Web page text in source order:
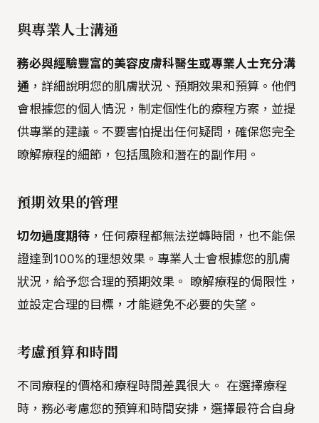
與專業人士溝通
務必與經驗豐富的美容皮膚科醫生或專業人士充分溝
通 ，詳細說明您的肌膚狀況、預期效果和預算。他們
會根據您的個人情況，制定個性化的療程方案，並提
供專業的建議。不要害怕提出任何疑問，確保您完全
瞭解療程的細節，包括風險和潛在的副作用。
預期效果的管理
切勿過度期待 ，任何療程都無法逆轉時間，也不能保
證達到100%的理想效果。專業人士會根據您的肌膚
狀況，給予您合理的預期效果。 瞭解療程的侷限性，
並設定合理的目標，才能避免不必要的失望。
考慮預算和時間
不同療程的價格和療程時間差異很大。 在選擇療程
時，務必考慮您的預算和時間安排，選擇最符合自身